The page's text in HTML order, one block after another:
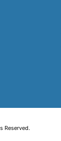
Reserved.